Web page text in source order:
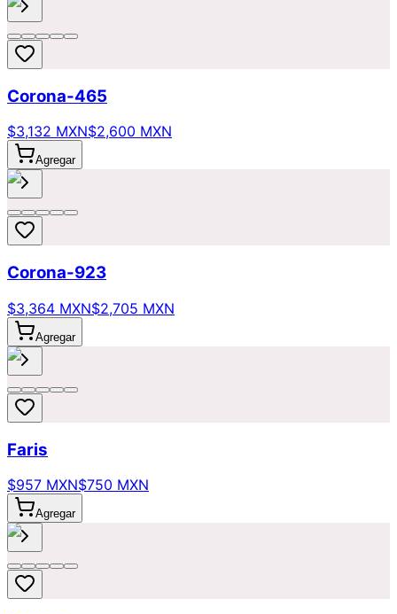
Corona-465
$3,132 MXN$2,600 MXN
Agregar
Corona-923
$3,364 MXN$2,705 MXN
Agregar
Faris
$957 MXN$750 MXN
Agregar